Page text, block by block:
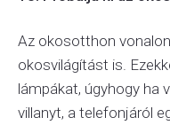
Az okosotthon
okosvilágítást is.
lámpákat, úgyhogy ha
villanyt, a telefonjáról